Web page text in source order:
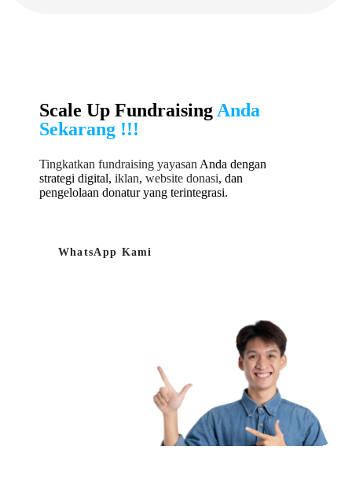
Scale Up Fundraising Anda
Sekarang !!!
Tingkatkan fundraising yayasan Anda dengan
strategi digital, iklan, website donasi, dan
pengelolaan donatur yang terintegrasi.
WhatsApp Kami